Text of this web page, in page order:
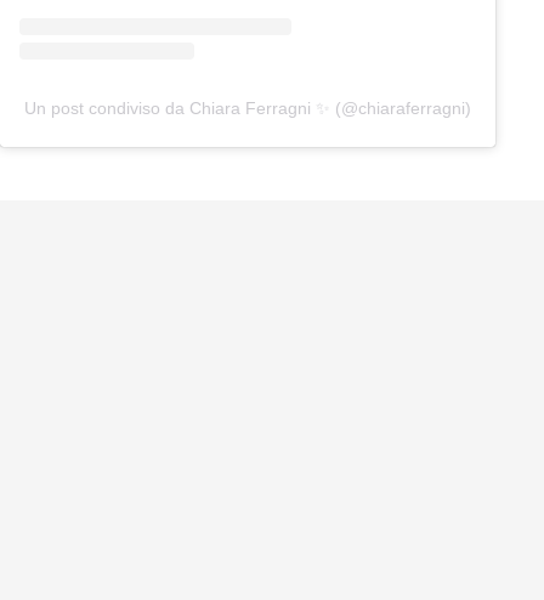
Un post condiviso da Chiara Ferragni ✨ (@chiaraferragni)